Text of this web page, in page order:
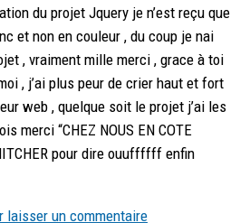
du projet Jquery je n’est reçu que
et non en couleur , du coup je nai
, vraiment mille merci , grace à toi
, j’ai plus peur de crier haut et fort
web , quelque soit le projet j’ai les
merci “CHEZ NOUS EN COTE
pour dire ouuffffff enfin
laisser un commentaire